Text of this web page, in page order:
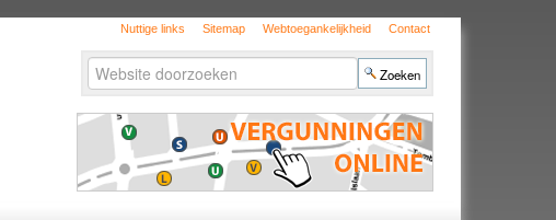
Nuttige links Sitemap Webtoegankelijkheid Contact
Zoek
zoeken...